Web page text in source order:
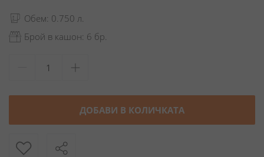
Обем: 0.750 л.
Брой в кашон: 6 бр.
ДОБАВИ В КОЛИЧКАТА